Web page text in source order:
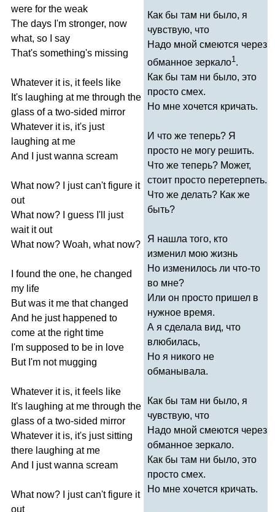
were for the weak
The days I'm stronger, now
what, so
say
That's something's missing
Whatever it is, it feels like
It's laughing at me through the
glass of a two-sided mirror
Whatever it is, it's just
laughing at me
And
just wanna scream
What now? just can't figure it
out
What now? guess I'll
just
wait it out
What now? Woah, what now?
found the one, he changed
my life
But was it me that changed
And he just happened to
come at the right time
I'm supposed to be in love
But I'm not mugging
Whatever it is, it feels like
It's laughing at me through the
glass of a two-sided mirror
Whatever it is, it's just sitting
there laughing at me
And
just wanna scream
What now? just can't figure it
out
Как бы там ни было, я
чувствую, что
Надо мной смеются через
обманное зеркало1 .
Как бы там ни было, это
просто смех.
Но мне хочется кричать.
И что же теперь? Я
просто не могу решить.
Что же теперь? Может,
стоит просто перетерпеть.
Что же делать? Как же
быть?
Я нашла того, кто
изменил мою жизнь
Но изменилось ли что-то
во мне?
Или он просто пришел в
нужное время.
А я сделала вид, что
влюбилась,
Но я никого не
обманывала.
Как бы там ни было, я
чувствую, что
Надо мной смеются через
обманное зеркало.
Как бы там ни было, это
просто смех.
Но мне хочется кричать.